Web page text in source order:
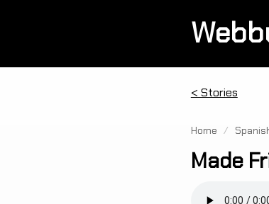
< Stories
Home /
Made